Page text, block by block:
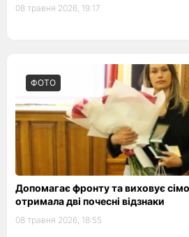
08 травня 2026, 19:17
ФОТО
Допомагає фронту та виховує
отримала дві почесні відзнаки
08 травня 2026, 18:55